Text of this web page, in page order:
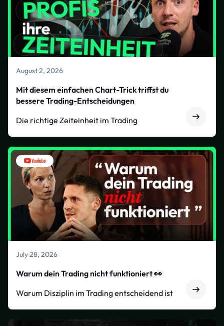
August 2, 2026
Mit diesem einfachen Chart-Trick triffst du
bessere Trading-Entscheidungen
Die richtige Zeiteinheit im Trading
July 28, 2026
Warum dein Trading nicht funktioniert 👀
Warum Disziplin im Trading entscheidend ist